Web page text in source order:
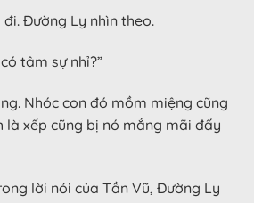
Đường Ly nhìn theo.
tâm sự nhỉ?”
Nhóc con đó mồm miệng cũng
là xếp cũng bị nó mắng mãi đấy
lời nói của Tần Vũ, Đường Ly